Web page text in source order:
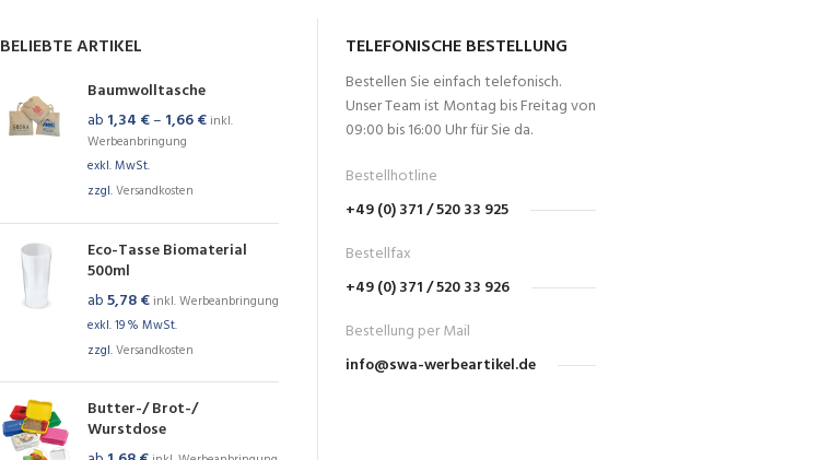
BELIEBTE ARTIKEL
Baumwolltasche
ab 1,34 €– 1,66€ inkl.
Werbeanbringung
exkl. MwSt.
zzgl.Versandkosten
Eco-Tasse Biomaterial
500ml
ab5,78€ inkl. Werbeanbringung
exkl. 19 % MwSt.
zzgl.Versandkosten
Butter-/ Brot-/
Wurstdose
TELEFONISCHE BESTELLUNG
Bestellen Sie einfach telefonisch.
Unser Team ist Montag bis Freitag von
09:00 bis 16:00 Uhr für Sie da.
Bestellhotline
+49 (0) 371 / 520 33 925
Bestellfax
+49 (0) 371 / 520 33 926
Bestellung per Mail
info@swa-werbeartikel.de